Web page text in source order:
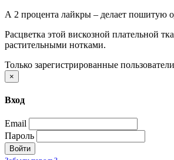
А 2 процента лайкры – делает пошитую
Расцветка этой вискозной плательной
растительными нотками.
Только зарегистрированные
×
Вход
Email
Пароль
Войти